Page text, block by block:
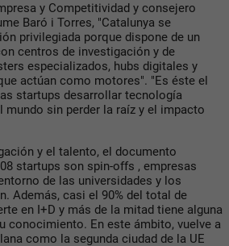
y Competitividad y consejero
Baró i Torres, "Catalunya se
privilegiada porque dispone de un
centros de investigación y de
especializados, hubs digitales y
actúan como motores". "Es éste el
startups desarrollar tecnología
mundo sin perder la raíz y el impacto
y el talento, el documento
startups son spin-offs , empresas
de las universidades y los
Además, casi el 90% del total de
en I+D y más de la mitad tiene alguna
conocimiento. En este ámbito, vuelve a
como la segunda ciudad de la UE